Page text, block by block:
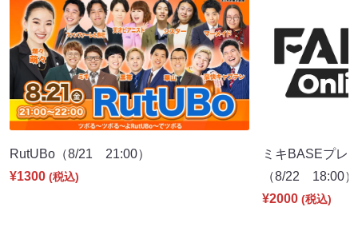
RutUBo（8/21 21:00）
¥1300 (税込)
ミキBASEプレ
（8/22 18:00）
¥2000 (税込)